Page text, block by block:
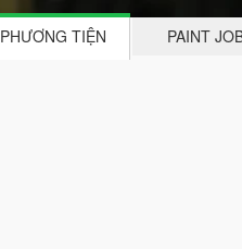
PHƯƠNG TIỆN PAINT